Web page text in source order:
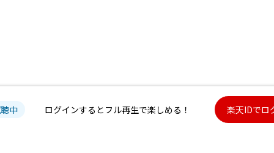
中 ログインするとフル再生で楽しめる！ 楽天IDでロ